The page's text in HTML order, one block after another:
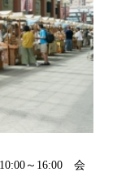
～16:00 会